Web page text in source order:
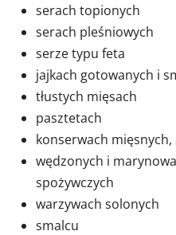
serach topionych
serach pleśniowych
serze typu feta
jajkach gotowanych i
tłustych mięsach
pasztetach
konserwach
wędzonych i
spożywczych
warzywach solonych
smalcu